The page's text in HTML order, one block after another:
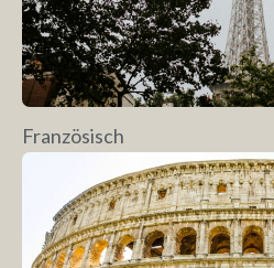
Französisch